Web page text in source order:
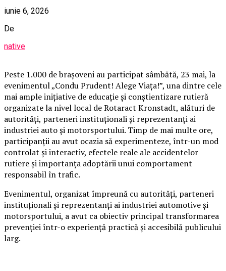
iunie 6, 2026
De
native
Peste 1.000 de brașoveni au participat sâmbătă, 23 mai, la
evenimentul „Condu Prudent! Alege Viața!”, una dintre cele
mai ample inițiative de educație și conștientizare rutieră
organizate la nivel local de Rotaract Kronstadt, alături de
autorități, parteneri instituționali și reprezentanți ai
industriei auto și motorsportului. Timp de mai multe ore,
participanții au avut ocazia să experimenteze, într-un mod
controlat și interactiv, efectele reale ale accidentelor
rutiere și importanța adoptării unui comportament
responsabil în trafic.
Evenimentul, organizat împreună cu autorități, parteneri
instituționali și reprezentanți ai industriei automotive și
motorsportului, a avut ca obiectiv principal transformarea
prevenției într-o experiență practică și accesibilă publicului
larg.